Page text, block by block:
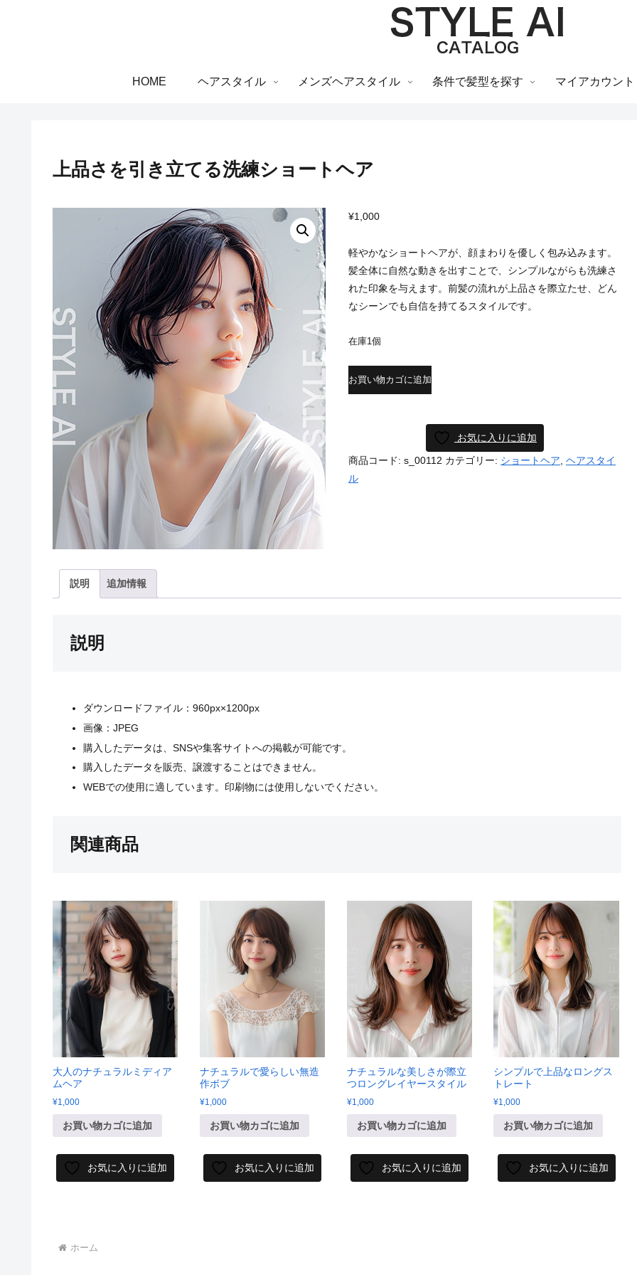
HOME ヘアスタイル メンズヘアスタイル 条件で髪型を探す マイアカウント
上品さを引き立てる洗練ショートヘア
¥1,000
軽やかなショートヘアが、顔まわりを優しく包み込みます。
髪全体に自然な動きを出すことで、シンプルながらも洗練さ
れた印象を与えます。前髪の流れが上品さを際立たせ、どん
なシーンでも自信を持てるスタイルです。
在庫1個
お買い物カゴに追加
お気に入りに追加
商品コード: s_00112 カテゴリー: ショートヘア ヘアスタイ
ル
説明 追加情報
説明
ダウンロードファイル：960px×1200px
画像：JPEG
購入したデータは、SNSや集客サイトへの掲載が可能です。
購入したデータを販売、譲渡することはできません。
WEBでの使用に適しています。印刷物には使用しないでください。
関連商品
大人のナチュラルミディア
ムヘア
¥1,000
お買い物カゴに追加
お気に入りに追加
ナチュラルで愛らしい無造
作ボブ
¥1,000
お買い物カゴに追加
お気に入りに追加
ナチュラルな美しさが際立
つロングレイヤースタイル
¥1,000
お買い物カゴに追加
お気に入りに追加
シンプルで上品なロングス
トレート
¥1,000
お買い物カゴに追加
お気に入りに追加
ホーム